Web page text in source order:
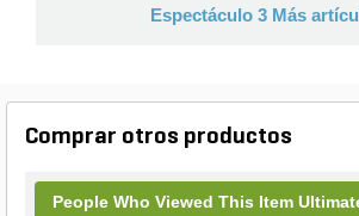
Espectáculo 3 Más
Comprar otros productos
People Who Viewed This Item